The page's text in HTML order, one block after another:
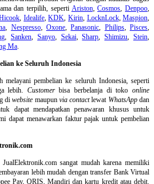
dan terpilih, seperti Ariston,Cosmos,Denpoo,
, Idealife,KDK, Kirin, LocknLock,Maspion,
, Nespresso, Oxone,Panasonic, Philips, Pisces,
,Sanken, Sanyo, Sekai,Sharp,Shimizu,Stein,
Ma.
ke Seluruh Indonesia
melayani pembelian ke seluruh Indonesia, seperti
lebih. Customerbisa berbelanja di tokoonline
diwebsite maupun via contactlewat WhatsAppdan
dapat mendapatkan penawaran khusus untuk
dapat menawarkan faktur pajak untuk pembelian
JualElektronik.com sangat mudah karena memiliki
lebih mudah dengan transfer Bank Virtual
Pay, QRIS, Mandiri dan kartu kredit atau debit.